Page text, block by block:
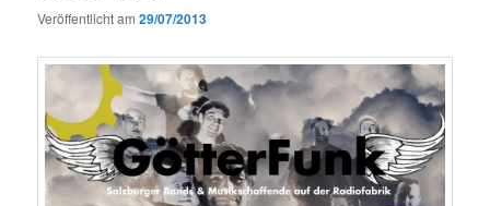
Veröffentlicht am29/07/2013